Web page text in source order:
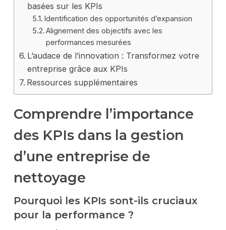
basées sur les KPIs
Identification des opportunités d’expansion
Alignement des objectifs avec les
performances mesurées
L’audace de l’innovation : Transformez votre
entreprise grâce aux KPIs
Ressources supplémentaires
Comprendre l’importance
des KPIs dans la gestion
d’une entreprise de
nettoyage
Pourquoi les KPIs sont-ils cruciaux
pour la performance ?